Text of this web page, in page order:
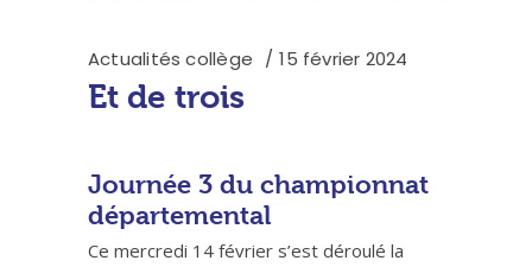
Actualités collège 15 février 2024
Et de trois
Journée 3 du championnat
départemental
Ce mercredi 14 février s’est déroulé la